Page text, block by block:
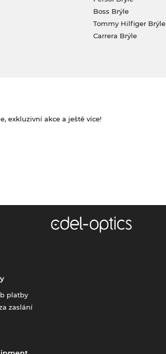
Boss Brýle
Tommy Hilfiger Brýle
Carrera Brýle
exkluzivní akce a ještě více!
platby
zaslání